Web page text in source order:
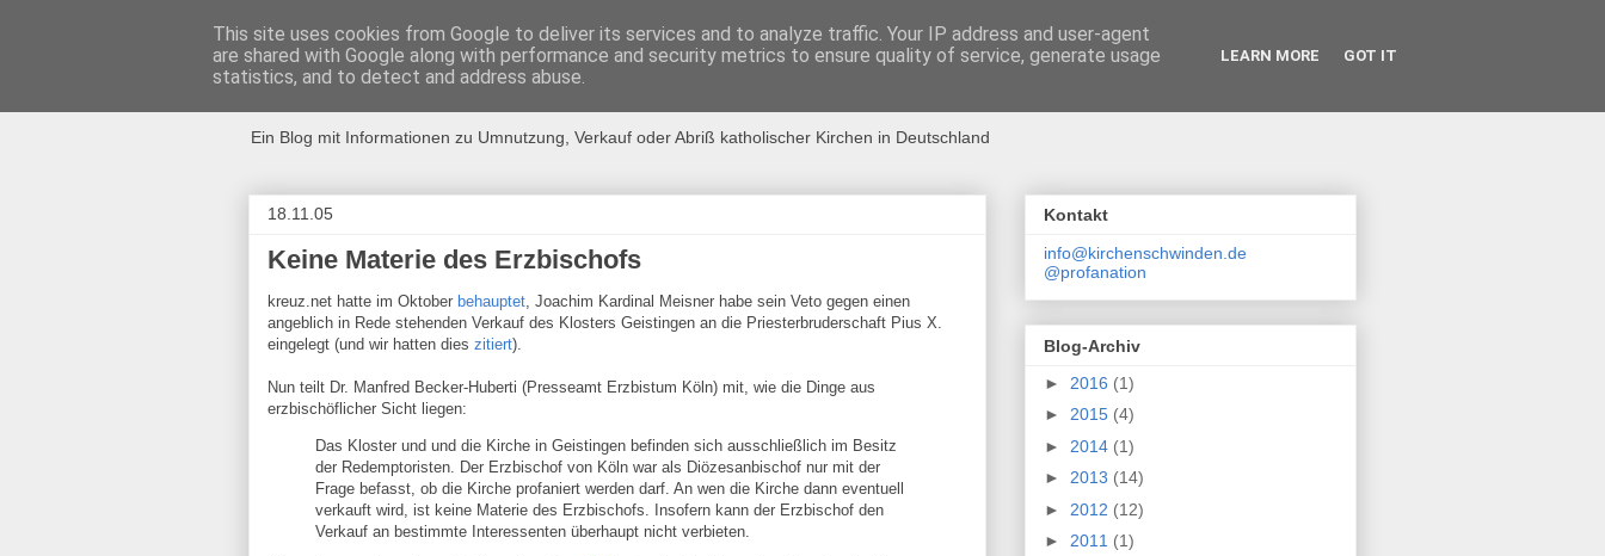
Kirchenschwinden
Ein Blog mit Informationen zu Umnutzung, Verkauf oder Abriß katholischer Kirchen in Deutschland
18.11.05
Keine Materie des Erzbischofs
kreuz.net hatte im Oktober behauptet, Joachim Kardinal Meisner habe sein Veto gegen einen
angeblich in Rede stehenden Verkauf des Klosters Geistingen an die Priesterbruderschaft Pius X.
eingelegt (und wir hatten dies zitiert).
Nun teilt Dr. Manfred Becker-Huberti (Presseamt Erzbistum Köln) mit, wie die Dinge aus
erzbischöflicher Sicht liegen:
Das Kloster und und die Kirche in Geistingen befinden sich ausschließlich im Besitz
der Redemptoristen. Der Erzbischof von Köln war als Diözesanbischof nur mit der
Frage befasst, ob die Kirche profaniert werden darf. An wen die Kirche dann eventuell
verkauft wird, ist keine Materie des Erzbischofs. Insofern kann der Erzbischof den
Verkauf an bestimmte Interessenten überhaupt nicht verbieten.
Kontakt
info@kirchenschwinden.de
@profanation
Blog-Archiv
► 2016 (1)
► 2015 (4)
► 2014 (1)
► 2013 (14)
► 2012 (12)
► 2011 (1)
This site uses cookies from Google to deliver its services and to analyze traffic. Your IP address and user-agent
are shared with Google along with performance and security metrics to ensure quality of service, generate usage
statistics, and to detect and address abuse.
LEARN MORE GOT IT